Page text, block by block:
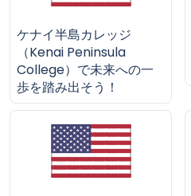
ケナイ半島カレッジ
（Kenai Peninsula
College）で未来への一
歩を踏み出そう！